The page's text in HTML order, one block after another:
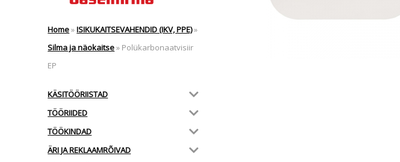
Home»ISIKUKAITSEVAHENDID (IKV, PPE)»
Silma ja näokaitse» Polükarbonaatvisiir
EP
KÄSITÖÖRIISTAD
TÖÖRIIDED
TÖÖKINDAD
ÄRI JA REKLAAMRÕIVAD